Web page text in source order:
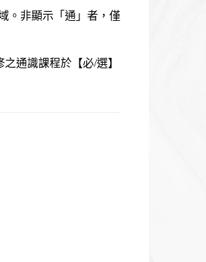
。非顯示「通」者，僅
通識課程於【必/選】